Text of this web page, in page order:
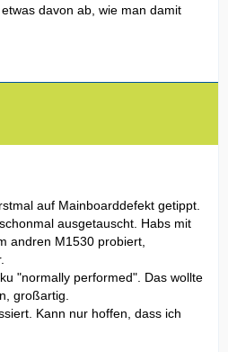
davon ab, wie man damit
auf Mainboarddefekt getippt.
ausgetauscht. Habs mit
andren M1530 probiert,
"normally performed". Das wollte
großartig.
Kann nur hoffen, dass ich